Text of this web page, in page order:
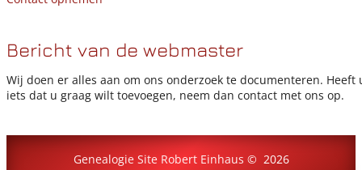
Bericht van de webmaster
Wij doen er alles aan om ons onderzoek te documenteren. Heeft
iets dat u graag wilt toevoegen, neem dan contact met ons op.
Genealogie Site Robert Einhaus © 2026